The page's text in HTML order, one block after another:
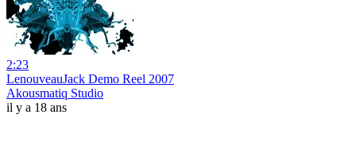
2:23
LenouveauJack Demo Reel 2007
Akousmatiq Studio
il y a 18 ans